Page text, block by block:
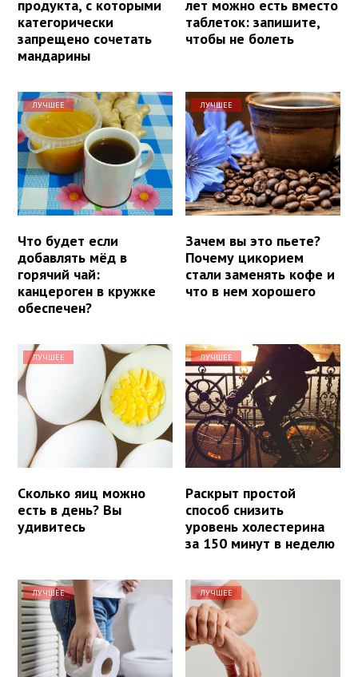
продукта, с которыми
категорически
запрещено сочетать
мандарины
лет можно есть вместо
таблеток: запишите,
чтобы не болеть
ЛУЧШЕЕ
Что будет если
добавлять мёд в
горячий чай:
канцероген в кружке
обеспечен?
ЛУЧШЕЕ
Зачем вы это пьете?
Почему цикорием
стали заменять кофе и
что в нем хорошего
ЛУЧШЕЕ
Сколько яиц можно
есть в день? Вы
удивитесь
ЛУЧШЕЕ
Раскрыт простой
способ снизить
уровень холестерина
за 150 минут в неделю
ЛУЧШЕЕ ЛУЧШЕЕ